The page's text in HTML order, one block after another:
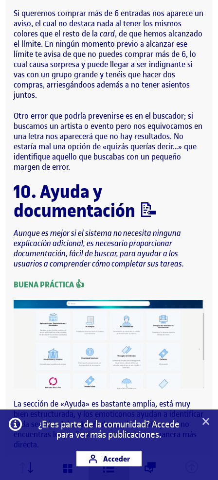
Si queremos comprar más de 6 entradas nos aparece un
aviso, el cual no destaca nada al tener los mismos
colores que el resto de la card, de que hemos alcanzado
el límite. En ningún momento previo a alcanzar ese
límite te avisa de que no puedes comprar más de 6, lo
cual causa sorpresa y puede llegar a ser indignante si
vas con un grupo grande y tenéis que hacer dos
compras, arriesgándoos además a no tener asientos
juntos.
Otro error que podría prevenirse es en el buscador; si
buscamos un artista o evento pero nos equivocamos en
una letra nos aparecerá que no hay resultados. No
estaría mal una opción de «quizás querías decir…» que
identifique aquello que buscabas con un pequeño
margen de error.
10. Ayuda y
documentación 📝
Aunque es mejor si el sistema no necesita ninguna
explicación adicional, es necesarioproporcionar
documentación, fácil de buscar, para ayudar a los
usuarios a comprender cómo completar sus tareas.
BUENA PRÁCTICA 👍
La sección de «Ayuda» es bastante amplia, está muy
bien estructurada, y los emoticonos ayudan a identificar
cada sección. Además añaden un buscador por si no
encuentras lo que buscas o necesitas una manera más
directa.
MALA PRÁCTICA👎
Información
¿Eres parte de la comunidad? Accede
para ver más publicaciones.
Acceder
×